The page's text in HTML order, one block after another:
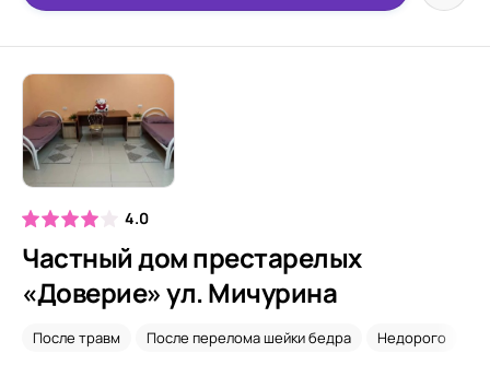
4.0
Частный дом престарелых
«Доверие» ул. Мичурина
После травм После перелома шейки бедра Недорого